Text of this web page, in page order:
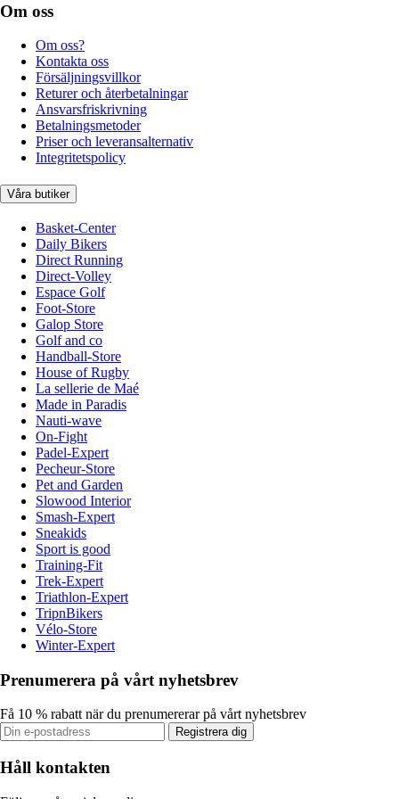
Om oss
Om oss?
Kontakta oss
Försäljningsvillkor
Returer och återbetalningar
Ansvarsfriskrivning
Betalningsmetoder
Priser och leveransalternativ
Integritetspolicy
Våra butiker
Basket-Center
Daily Bikers
Direct Running
Direct-Volley
Espace Golf
Foot-Store
Galop Store
Golf and co
Handball-Store
House of Rugby
La sellerie de Maé
Made in Paradis
Nauti-wave
On-Fight
Padel-Expert
Pecheur-Store
Pet and Garden
Slowood Interior
Smash-Expert
Sneakids
Sport is good
Training-Fit
Trek-Expert
Triathlon-Expert
TripnBikers
Vélo-Store
Winter-Expert
Prenumerera på vårt nyhetsbrev
Få 10 % rabatt när du prenumererar på vårt nyhetsbrev
Registrera dig
Håll kontakten